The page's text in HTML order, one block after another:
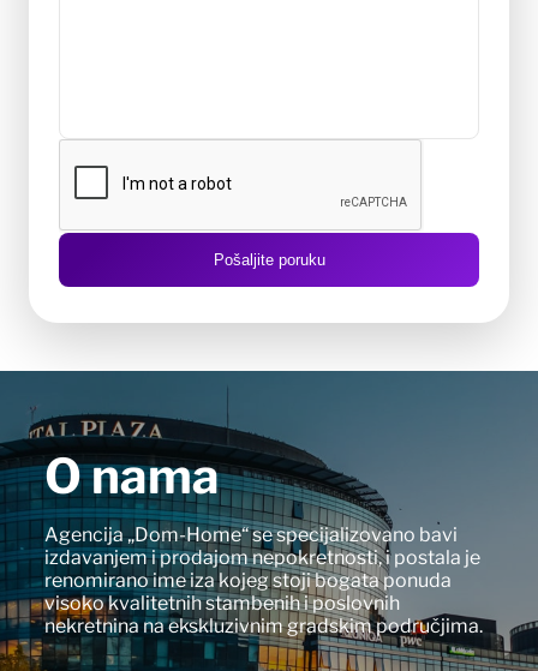
Pošaljite poruku
O nama
Agencija „Dom-Home“ se specijalizovano bavi
izdavanjem i prodajom nepokretnosti, i postala je
renomirano ime iza kojeg stoji bogata ponuda
visoko kvalitetnih stambenih i poslovnih
nekretnina na ekskluzivnim gradskim područjima.